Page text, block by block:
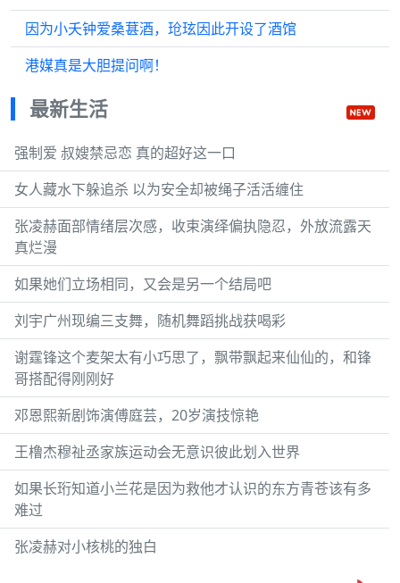
因为小夭钟爱桑葚酒，玱玹因此开设了酒馆
港媒真是大胆提问啊！
最新生活
强制爱 叔嫂禁忌恋 真的超好这一口
女人藏水下躲追杀 以为安全却被绳子活活缠住
张凌赫面部情绪层次感，收束演绎偏执隐忍，外放流露天
真烂漫
如果她们立场相同，又会是另一个结局吧
刘宇广州现编三支舞，随机舞蹈挑战获喝彩
谢霆锋这个麦架太有小巧思了，飘带飘起来仙仙的，和锋
哥搭配得刚刚好
邓恩熙新剧饰演傅庭芸，20岁演技惊艳
王橹杰穆祉丞家族运动会无意识彼此划入世界
如果长珩知道小兰花是因为救他才认识的东方青苍该有多
难过
张凌赫对小核桃的独白